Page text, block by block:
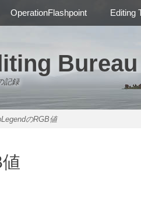
Bureau
記録
OperationFlashpoint Editing
のRGB値